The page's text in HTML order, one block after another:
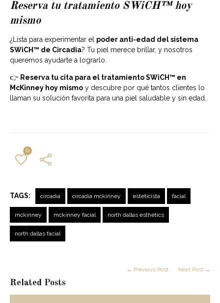
Reserva tu tratamiento SWiCH™ hoy
mismo
¿Lista para experimentar el poder anti-edad del sistema
SWiCH™ de Circadia? Tu piel merece brillar, y nosotros
queremos ayudarte a lograrlo.
👉 Reserva tu cita para el tratamiento SWiCH™ en
McKinney hoy mismo y descubre por qué tantos clientes lo
llaman su solución favorita para una piel saludable y sin edad.
0
TAGS: circadia circadia mckinney esteticista facial
mckinney mckinney facial north dallas esthetics
north dallas facial
Related Posts
← Previous Post Next Post →